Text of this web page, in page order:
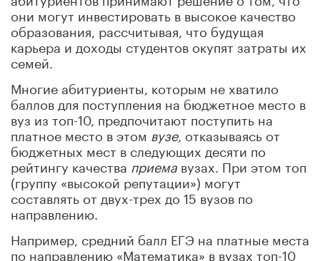
они могут инвестировать в высокое качество
образования, рассчитывая, что будущая
карьера и доходы студентов окупят затраты их
семей.
Многие абитуриенты, которым не хватило
баллов для поступления на бюджетное место в
вуз из топ-10, предпочитают поступить на
платное место в этом вузе, отказываясь от
бюджетных мест в следующих десяти по
рейтингу качества приема вузах. При этом топ
(группу «высокой репутации») могут
составлять от двух-трех до 15 вузов по
направлению.
Например, средний балл ЕГЭ на платные места
по направлению «Математика» в вузах топ-10